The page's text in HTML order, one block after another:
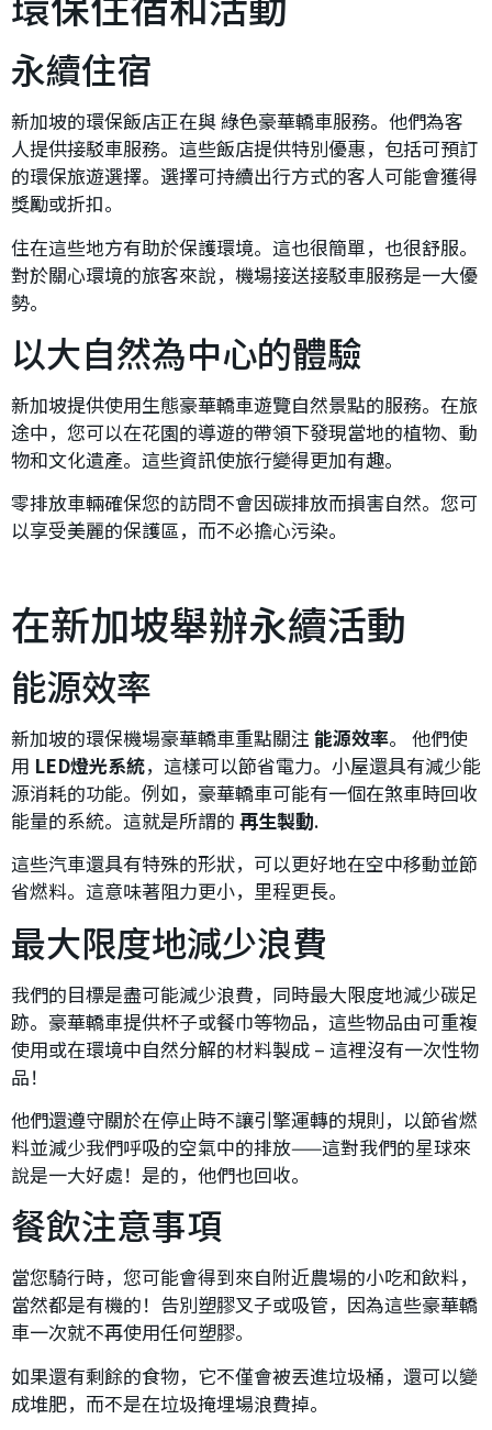
永續住宿
新加坡的環保飯店正在與 綠色豪華轎車服務。他們為客
人提供接駁車服務。這些飯店提供特別優惠，包括可預訂
的環保旅遊選擇。選擇可持續出行方式的客人可能會獲得
獎勵或折扣。
住在這些地方有助於保護環境。這也很簡單，也很舒服。
對於關心環境的旅客來說，機場接送接駁車服務是一大優
勢。
以大自然為中心的體驗
新加坡提供使用生態豪華轎車遊覽自然景點的服務。在旅
途中，您可以在花園的導遊的帶領下發現當地的植物、動
物和文化遺產。這些資訊使旅行變得更加有趣。
零排放車輛確保您的訪問不會因碳排放而損害自然。您可
以享受美麗的保護區，而不必擔心污染。
在新加坡舉辦永續活動
能源效率
新加坡的環保機場豪華轎車重點關注 能源效率。 他們使
用 LED燈光系統，這樣可以節省電力。小屋還具有減少能
源消耗的功能。例如，豪華轎車可能有一個在煞車時回收
能量的系統。這就是所謂的 再生製動.
這些汽車還具有特殊的形狀，可以更好地在空中移動並節
省燃料。這意味著阻力更小，里程更長。
最大限度地減少浪費
我們的目標是盡可能減少浪費，同時最大限度地減少碳足
跡。豪華轎車提供杯子或餐巾等物品，這些物品由可重複
使用或在環境中自然分解的材料製成 – 這裡沒有一次性物
品！
他們還遵守關於在停止時不讓引擎運轉的規則，以節省燃
料並減少我們呼吸的空氣中的排放——這對我們的星球來
說是一大好處！是的，他們也回收。
餐飲注意事項
當您騎行時，您可能會得到來自附近農場的小吃和飲料，
當然都是有機的！告別塑膠叉子或吸管，因為這些豪華轎
車一次就不再使用任何塑膠。
如果還有剩餘的食物，它不僅會被丟進垃圾桶，還可以變
成堆肥，而不是在垃圾掩埋場浪費掉。